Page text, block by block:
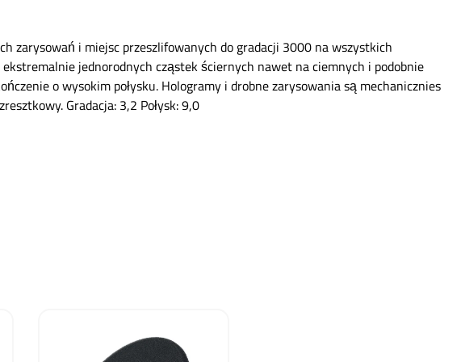
zarysowań i miejsc przeszlifowanych do gradacji 3000 na wszystkich
jednorodnych cząstek ściernych nawet na ciemnych i podobnie
o wysokim połysku. Hologramy i drobne zarysowania są mechanicznies
Gradacja: 3,2 Połysk: 9,0